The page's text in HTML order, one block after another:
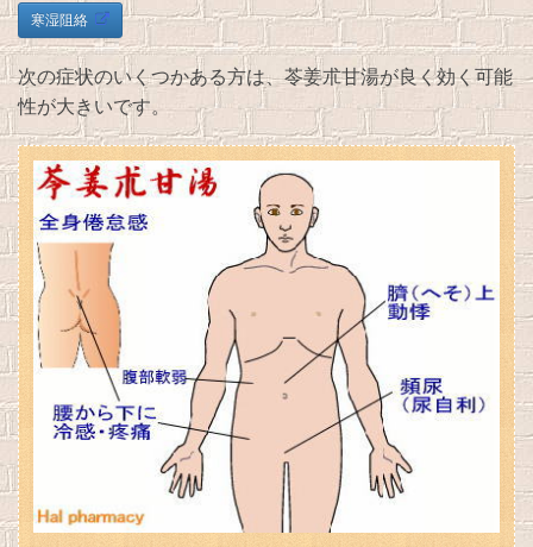
寒湿阻絡
次の症状のいくつかある方は、苓姜朮甘湯が良く効く可能
性が大きいです。